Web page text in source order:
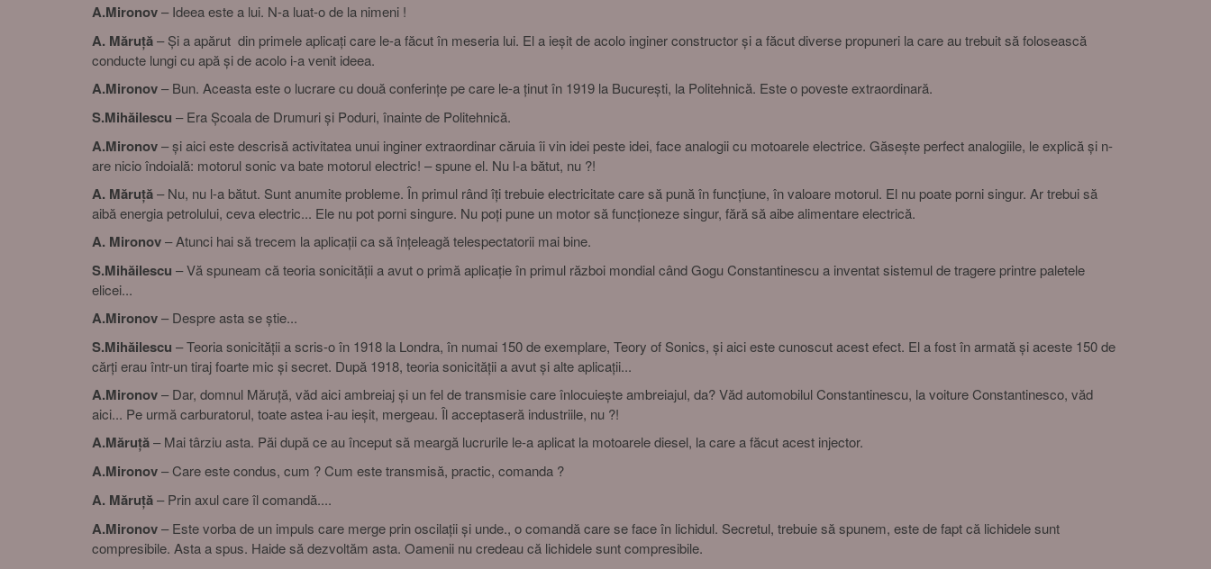
A.Mironov– Ideea este a lui. N-a luat-o de la nimeni !
A. Măruță– Și a apărut din primele aplicați care le-a făcut în meseria lui. El a ieșit de acolo inginer constructor și a făcut diverse propuneri la care au trebuit să folosească
conducte lungi cu apă și de acolo i-a venit ideea.
A.Mironov– Bun. Aceasta este o lucrare cu două conferințe pe care le-a ținut în 1919 la București, la Politehnică. Este o poveste extraordinară.
S.Mihăilescu – Era Școala de Drumuri și Poduri, înainte de Politehnică.
A.Mironov– și aici este descrisă activitatea unui inginer extraordinar căruia îi vin idei peste idei, face analogii cu motoarele electrice. Găsește perfect analogiile, le explică și n-
are nicio îndoială: motorul sonic va bate motorul electric! – spune el. Nu l-a bătut, nu ?!
A. Măruță– Nu, nu l-a bătut. Sunt anumite probleme. În primul rând îți trebuie electricitate care să pună în funcțiune, în valoare motorul. El nu poate porni singur. Ar trebui să
aibă energia petrolului, ceva electric... Ele nu pot porni singure. Nu poți pune un motor să funcționeze singur, fără să aibe alimentare electrică.
A. Mironov– Atunci hai să trecem la aplicații ca să înțeleagă telespectatorii mai bine.
S.Mihăilescu – Vă spuneam că teoria sonicității a avut o primă aplicație în primul război mondial când Gogu Constantinescu a inventat sistemul de tragere printre paletele
elicei...
A.Mironov– Despre asta se știe...
S.Mihăilescu – Teoria sonicității a scris-o în 1918 la Londra, în numai 150 de exemplare, Teory of Sonics, și aici este cunoscut acest efect. El a fost în armată și aceste 150 de
cărți erau într-un tiraj foarte mic și secret. După 1918, teoria sonicității a avut și alte aplicații...
A.Mironov– Dar, domnul Măruță, văd aici ambreiaj și un fel de transmisie care înlocuiește ambreiajul, da? Văd automobilul Constantinescu, la voiture Constantinesco, văd
aici... Pe urmă carburatorul, toate astea i-au ieșit, mergeau. Îl acceptaseră industriile, nu ?!
A.Măruță– Mai târziu asta. Păi după ce au început să meargă lucrurile le-a aplicat la motoarele diesel, la care a făcut acest injector.
A.Mironov– Care este condus, cum ? Cum este transmisă, practic, comanda ?
A. Măruță– Prin axul care îl comandă....
A.Mironov– Este vorba de un impuls care merge prin oscilații și unde., o comandă care se face în lichidul. Secretul, trebuie să spunem, este de fapt că lichidele sunt
compresibile. Asta a spus. Haide să dezvoltăm asta. Oamenii nu credeau că lichidele sunt compresibile.